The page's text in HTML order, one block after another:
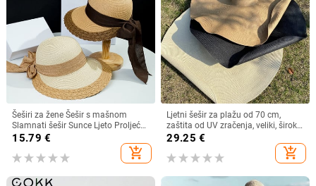
Šeširi za žene Šešir s mašnom
Slamnati šešir Sunce Ljeto Proljeće
Veliki obodi Plaža Na otvorenom
Ženski ljetni šešir Sombreros De
Mujer
15.79 €
add_shopping_cart
Ljetni šešir za plažu od 70 cm,
zaštita od UV zračenja, veliki, široki
obodi, 35 cm, sklopivi slamnati
šeširi, velike sklopive kape za
zaštitu od sunca
29.25 €
add_shopping_cart